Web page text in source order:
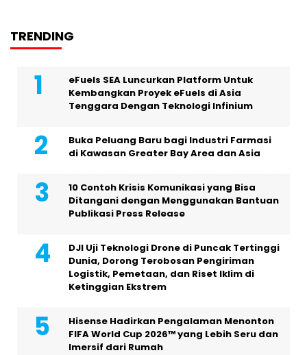
TRENDING
eFuels SEA Luncurkan Platform Untuk
Kembangkan Proyek eFuels di Asia
Tenggara Dengan Teknologi Infinium
Buka Peluang Baru bagi Industri Farmasi
di Kawasan Greater Bay Area dan Asia
10 Contoh Krisis Komunikasi yang Bisa
Ditangani dengan Menggunakan Bantuan
Publikasi Press Release
DJI Uji Teknologi Drone di Puncak Tertinggi
Dunia, Dorong Terobosan Pengiriman
Logistik, Pemetaan, dan Riset Iklim di
Ketinggian Ekstrem
Hisense Hadirkan Pengalaman Menonton
FIFA World Cup 2026™ yang Lebih Seru dan
Imersif dari Rumah